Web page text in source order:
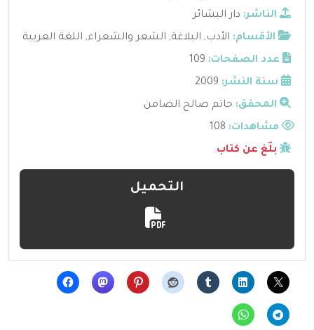
الناشر: دار البشائر
الأقسام: الأدب, البلاغة, الشعر والشعراء, اللغة العربية
عدد الصفحات: 109
سنة النشر: 2009
المحقق: حاتم صالح الضامن
مشاهدات:
بلّغ عن كتاب
التحميل